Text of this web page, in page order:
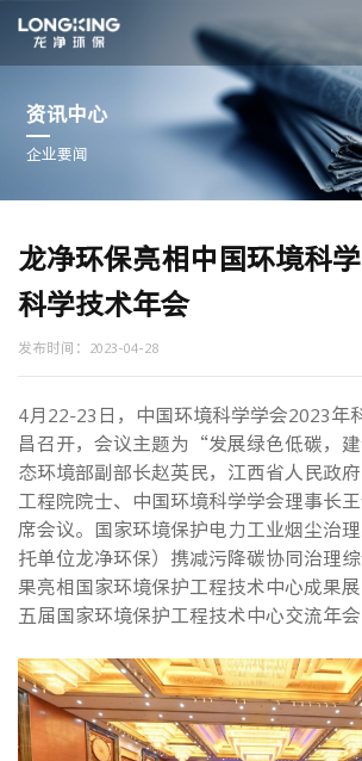
资讯中心
企业要闻
龙净环保亮相中国环境科
科学技术年会
发布时间：2023-04-28
4月22-23日，中国环境科学学会2023年
昌召开，会议主题为“发展绿色低碳，
态环境部副部长赵英民，江西省人民政
工程院院士、中国环境科学学会理事长
席会议。国家环境保护电力工业烟尘治
托单位龙净环保）携减污降碳协同治理
果亮相国家环境保护工程技术中心成果
五届国家环境保护工程技术中心交流年会